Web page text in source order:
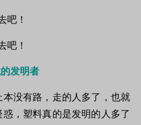
发明者
没有路，走的人多了，也就
，塑料真的是发明的人多了